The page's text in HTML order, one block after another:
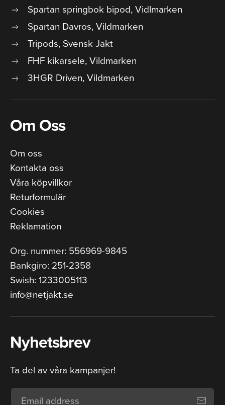
Spartan springbok bipod, Vidlmarken
Spartan Davros, Vildmarken
Tripods, Svensk Jakt
FHF kikarsele, Vildmarken
3HGR Driven, Vildmarken
Om Oss
Om oss
Kontakta oss
Våra köpvillkor
Returformulär
Cookies
Reklamation
Org. nummer: 556969-9845
Bankgiro: 251-2358
Swish: 1233005113
info@netjakt.se
Nyhetsbrev
Ta del av våra kampanjer!